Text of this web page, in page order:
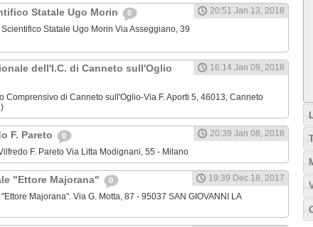
Statale Ugo Morin 0
20:51 Jan 13, 2018
Statale Ugo Morin Via Asseggiano, 39
dell'I.C. di Canneto sull'Oglio
16:14 Jan 09, 2018
Comprensivo di Canneto sull'Oglio-Via F. Aporti 5, 46013, Canneto
F. Pareto 0
20:39 Jan 08, 2018
F. Pareto Via Litta Modignani, 55 - Milano
"Ettore Majorana" 0
19:39 Dec 18, 2017
Majorana". Via G. Motta, 87 - 95037 SAN GIOVANNI LA